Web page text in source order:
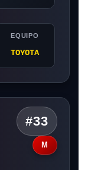
EQUIPO
TOYOTA
#33
M